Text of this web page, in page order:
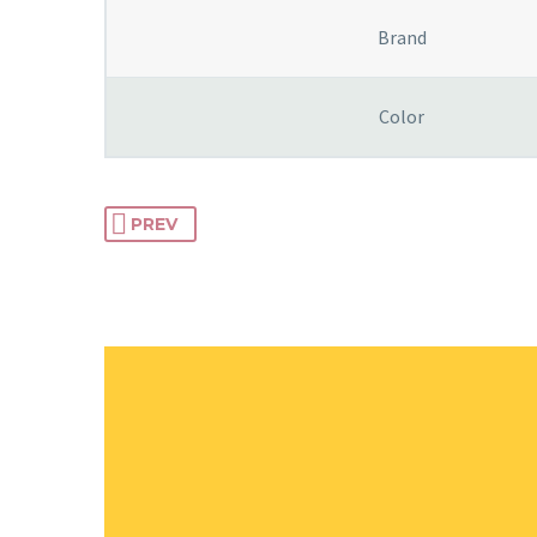
Brand
Color
PREV